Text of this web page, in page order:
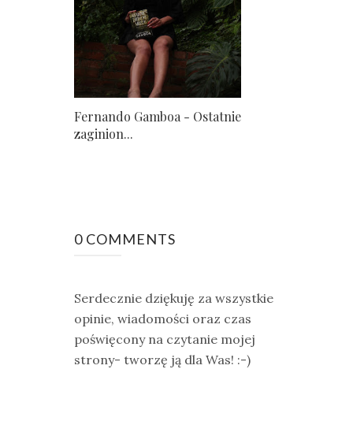
Fernando Gamboa - Ostatnie
zaginion...
0 COMMENTS
Serdecznie dziękuję za wszystkie
opinie, wiadomości oraz czas
poświęcony na czytanie mojej
strony- tworzę ją dla Was! :-)